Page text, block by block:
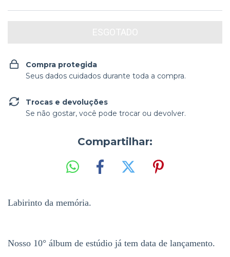
Compra protegida
Seus dados cuidados durante toda a compra.
Trocas e devoluções
Se não gostar, você pode trocar ou devolver.
Compartilhar:
Labirinto da memória.
Nosso 10° álbum de estúdio já tem data de lançamento.